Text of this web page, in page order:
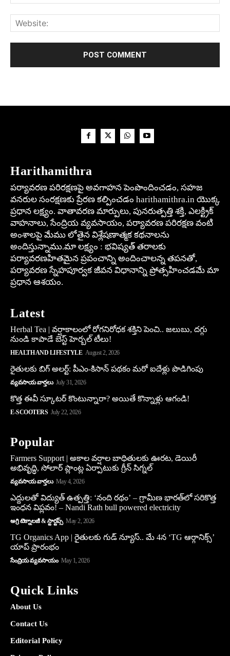
Harithamithra
పర్యావరణ పరిరక్షణపై అవగాహన పెంపొందించడం, సహజ
వనరుల సంరక్షణకు ప్రేరణ కల్పించడం harithamithra.in యొక్క
ప్రధాన లక్ష్యం. వాతావరణ మార్పులు, పునరుత్పత్తి శక్తి, ఎలక్ట్రిక్
వాహనాలు, సేంద్రియ వ్యవసాయం, పర్యావరణ పరిరక్షణ వంటి
అంశాలపై మేము లోతైన విశ్లేషణాత్మక కథనాలను
అందిస్తున్నాము.మా లక్ష్యం : భవిష్యత్ తరాలకు
పర్యావరణహితమైన ప్రపంచాన్ని అందించాలన్న తపనతో,
పర్యావరణ స్నేహపూర్వక జీవన విధానాన్ని ప్రోత్సహించడమే మా
ప్రధాన ఆశయం.
Latest
Herbal Tea | వర్షాకాలంలో రోగనిరోధక శక్తిని పెంచి.. జలుబు, దగ్గు
నుండి కాపాడే బెస్ట్ హెర్బల్ టీలు!
HEALTH AND LIFESTYLE August 2, 2026
రైతులకు బిగ్ అలర్ట్: పీఎం-కిసాన్ పథకం మరో ఐదేళ్లు పొడిగింపు
వ్యవసాయ వార్తలు July 31, 2026
కొత్త ఈవీ స్కూట‌ర్ కొంటున్నారా? అయితే కొన్నాళ్లు ఆగండి!
E-SCOOTERS July 22, 2026
Popular
Farmers Support | అకాల వర్షాల బాధితులకు ఊరట, డెయిరీ
అభివృద్ధి, సోలార్ ప్లాంట్ల ఏర్పాటుకు గ్రీన్‌ సిగ్నల్
వ్యవసాయ వార్తలు May 4, 2026
ఎద్దులతో విద్యుత్ ఉత్పత్తి: ‘నంది రథం’ – గ్రామీణ భారత్‌లో సరికొత్త
ఇంధన విప్లవం! – Nandi Rath bull powered electricity
అగ్రి టెక్నాలజీ & స్టార్టప్స్ May 2, 2026
TG Organics App | రైతులకు గుడ్ న్యూస్.. మే 4న ‘TG ఆర్గానిక్స్’
యాప్ ప్రారంభం
సేంద్రియ వ్యవసాయం May 1, 2026
Quick Links
About Us
Contact Us
Editorial Policy